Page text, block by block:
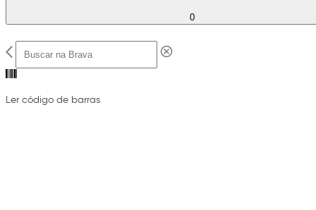
0
Ler código de barras